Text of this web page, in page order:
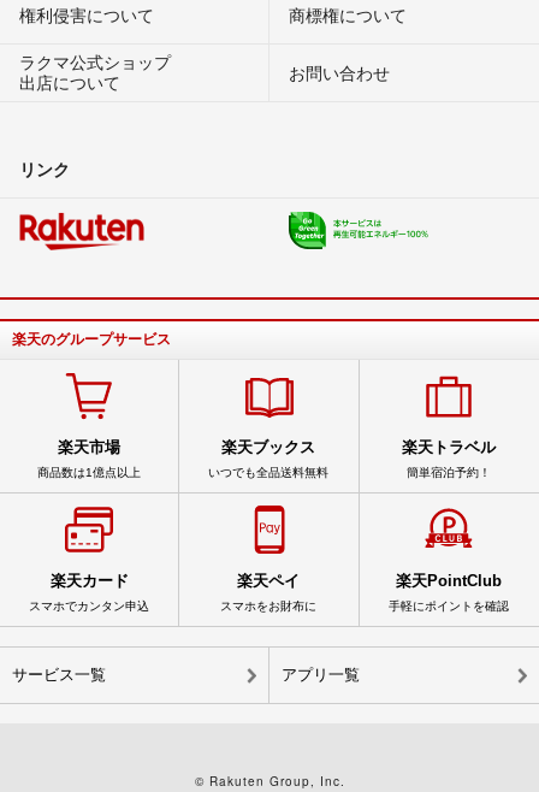
権利侵害について
商標権について
ラクマ公式ショップ
出店について
お問い合わせ
リンク
楽天のグループサービス
楽天市場
商品数は1億点以上
楽天ブックス
いつでも全品送料無料
楽天トラベル
簡単宿泊予約！
楽天カード
スマホでカンタン申込
楽天ペイ
スマホをお財布に
楽天PointClub
手軽にポイントを確認
サービス一覧 アプリ一覧
© Rakuten Group, Inc.